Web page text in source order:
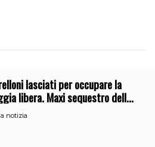
lasciati per occupare la
libera. Maxi sequestro della
Costiera
notizia